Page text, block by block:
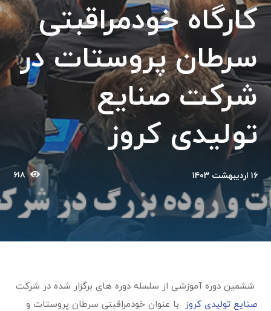
کارگاه خودمراقبتی
سرطان پروستات در
شرکت صنایع
تولیدی کروز
۱۶ اردیبهشت ۱۴۰۳ ۶۱۸
ششمین دوره آموزشی از سلسله دوره های برگزار شده در شرکت
صنایع تولیدی کروز
با عنوان خودمراقبتی سرطان پروستات و